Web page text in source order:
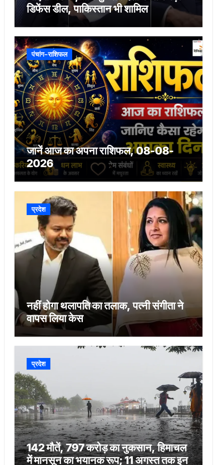
डिफेंस डील, पाकिस्तान भी शामिल
पंचांग-राशिफल
जानें आज का अपना राशिफल, 08-08-
2026
प्रदेश
नहीं होगा थलापति का तलाक, पत्नी संगीता ने
वापस लिया केस
प्रदेश
142 मौतें, 797 करोड़ का नुकसान, हिमाचल
में मानसून का भयानक रूप; 11 अगस्त तक इन